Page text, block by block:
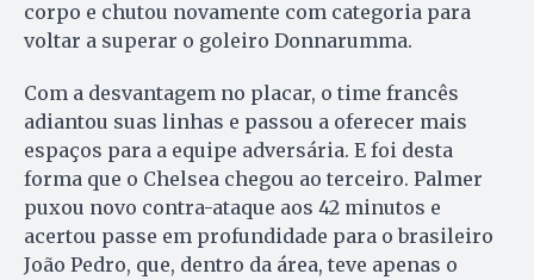
corpo e chutou novamente com categoria para
voltar a superar o goleiro Donnarumma.
Com a desvantagem no placar, o time francês
adiantou suas linhas e passou a oferecer mais
espaços para a equipe adversária. E foi desta
forma que o Chelsea chegou ao terceiro. Palmer
puxou novo contra-ataque aos 42 minutos e
acertou passe em profundidade para o brasileiro
João Pedro, que, dentro da área, teve apenas o